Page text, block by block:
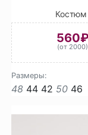
560₽
(от 2000)
Размеры:
48 44 42 50 46